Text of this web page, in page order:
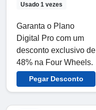
Usado 1 vezes
Garanta o Plano
Digital Pro com um
desconto exclusivo de
48% na Four Wheels.
Pegar Desconto